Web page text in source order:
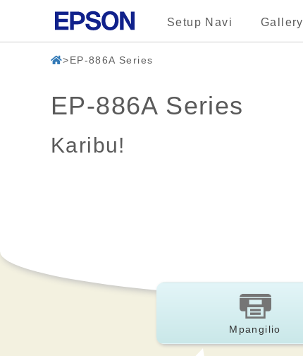
Setup Navi Gallery
EP-886A Series
EP-886A Series
Karibu!
Mpangilio